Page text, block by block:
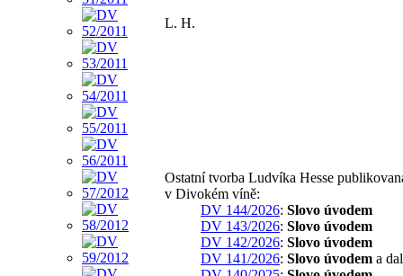
L. H.
Ostatní tvorba Ludvíka Hesse
v Divokém víně:
DV 144/2026: Slovo úvodem
DV 143/2026: Slovo úvodem
DV 142/2026: Slovo úvodem
DV 141/2026: Slovo úvodem a